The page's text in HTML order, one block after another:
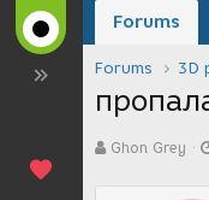
Forums
Forums 3D
в
Ghon Grey